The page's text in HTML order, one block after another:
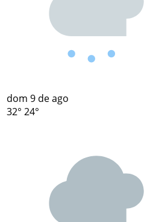
dom 9 de ago
32° 24°